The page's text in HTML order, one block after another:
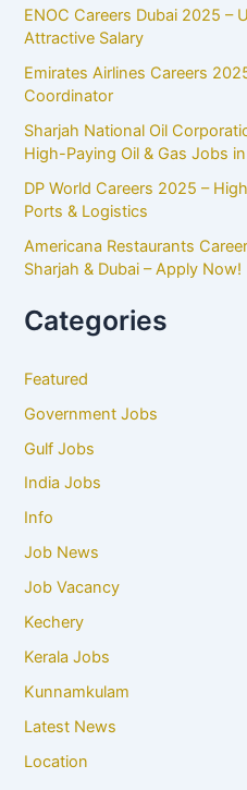
ENOC Careers Dubai 2025 –
Attractive Salary
Emirates Airlines Careers
Coordinator
Sharjah National Oil
High-Paying Oil & Gas Jobs
DP World Careers 2025 –
Ports & Logistics
Americana Restaurants
Sharjah & Dubai – Apply Now!
Categories
Featured
Government Jobs
Gulf Jobs
India Jobs
Info
Job News
Job Vacancy
Kechery
Kerala Jobs
Kunnamkulam
Latest News
Location